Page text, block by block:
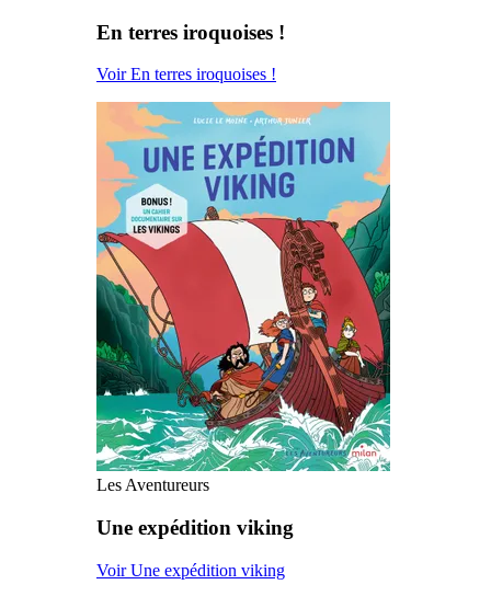
En terres iroquoises !
Voir En terres iroquoises !
Les Aventureurs
Une expédition viking
Voir Une expédition viking